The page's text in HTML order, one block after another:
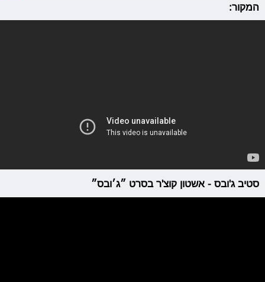
המקור:
סטיב ג'ובס - אשטון קוצ'ר בסרט ״ג׳ובס״